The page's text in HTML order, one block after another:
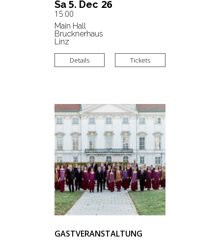
Sa 5. Dec 26
15:00
Main Hall
Brucknerhaus
Linz
Details Tickets
GASTVERANSTALTUNG